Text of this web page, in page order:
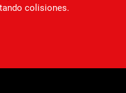
colisiones.